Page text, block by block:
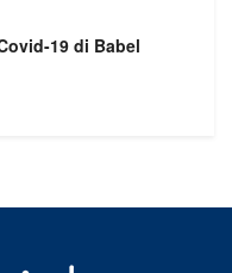
19 di Babel